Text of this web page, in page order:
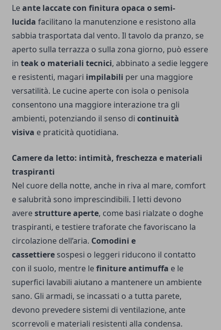
Leante laccate con finitura opaca o semi-
lucida facilitano la manutenzione e resistono alla
sabbia trasportata dal vento. Il tavolo da pranzo, se
aperto sulla terrazza o sulla zona giorno, può essere
in teak o materiali tecnici, abbinato a sedie leggere
e resistenti, magari impilabili per una maggiore
versatilità. Le cucine aperte con isola o penisola
consentono una maggiore interazione tra gli
ambienti, potenziando il senso di continuità
visiva e praticità quotidiana.
Camere da letto: intimità, freschezza e materiali
traspiranti
Nel cuore della notte, anche in riva al mare, comfort
e salubrità sono imprescindibili. I letti devono
averestrutture aperte, come basi rialzate o doghe
traspiranti, e testiere traforate che favoriscano la
circolazione dell’aria. Comodini e
cassettiere sospesi o leggeri riducono il contatto
con il suolo, mentre lefiniture antimuffa e le
superfici lavabili aiutano a mantenere un ambiente
sano. Gli armadi, se incassati o a tutta parete,
devono prevedere sistemi di ventilazione, ante
scorrevoli e materiali resistenti alla condensa.